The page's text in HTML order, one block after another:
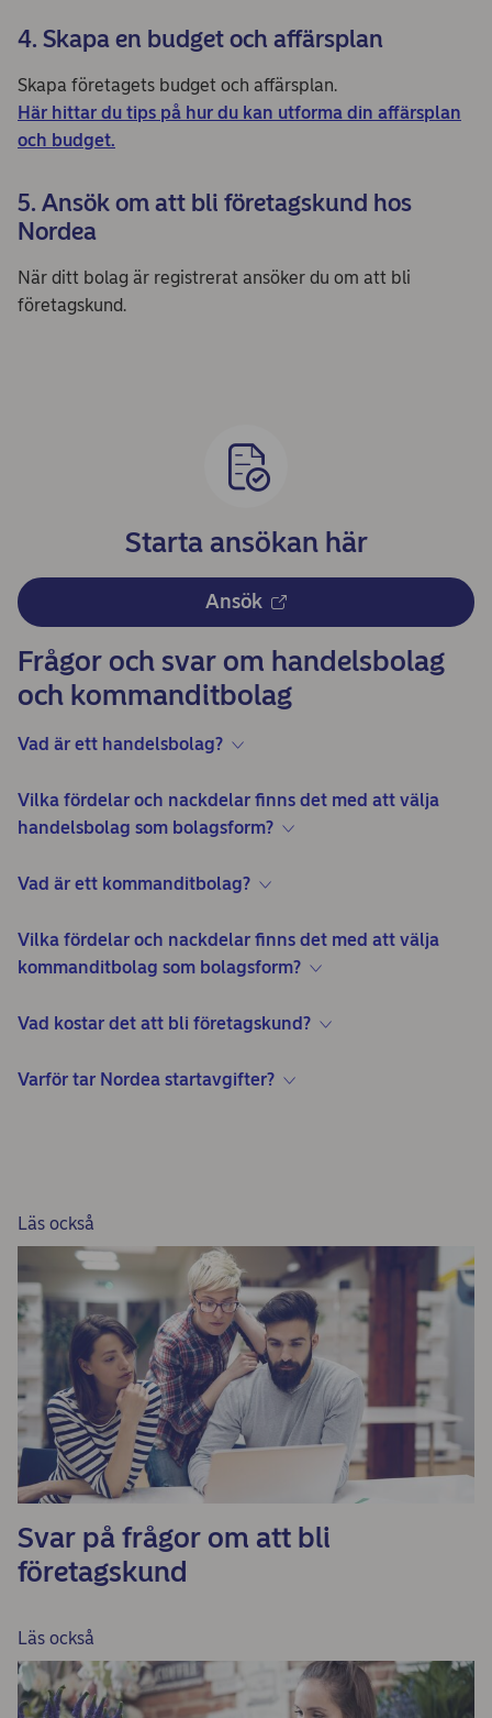
4. Skapa en budget och affärsplan
Skapa företagets budget och affärsplan.
Här hittar du tips på hur du kan utforma din affärsplan
och budget.
5. Ansök om att bli företagskund hos
Nordea
När ditt bolag är registrerat ansöker du om att bli
företagskund.
Starta ansökan här
Ansök
Frågor och svar om handelsbolag
och kommanditbolag
Vad är ett handelsbolag?
Vilka fördelar och nackdelar finns det med att välja
handelsbolag som bolagsform?
Vad är ett kommanditbolag?
Vilka fördelar och nackdelar finns det med att välja
kommanditbolag som bolagsform?
Vad kostar det att bli företagskund?
Varför tar Nordea startavgifter?
Läs också
Svar på frågor om att bli
företagskund
Läs också